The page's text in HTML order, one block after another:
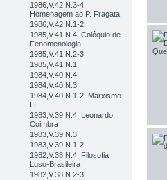
1986,V.42,N.3-4,
Homenagem ao P. Fragata
1986,V.42,N.1-2
1985,V.41,N.4, Colóquio de
Fenomenologia
1985,V.41,N.2-3
1985,V.41,N.1
1984,V.40,N.4
1984,V.40,N.3
1984,V.40,N.1-2, Marxismo
III
1983,V.39,N.4, Leonardo
Coimbra
1983,V.39,N.3
1983,V.39,N.1-2
1982,V.38,N.4, Filosofia
Luso-Brasileira
1982,V.38,N.2-3